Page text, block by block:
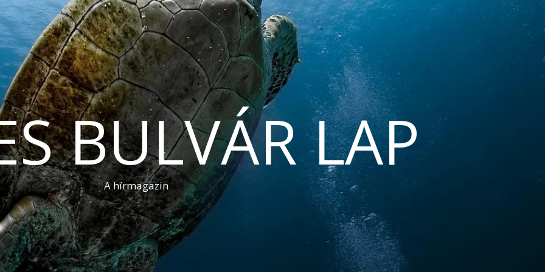
BULVÁR LAP
A hírmagazin